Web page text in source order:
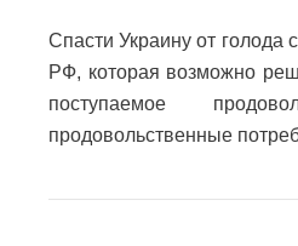
Спасти Украину от голода
РФ, которая возможно
поступаемое
продовольственные